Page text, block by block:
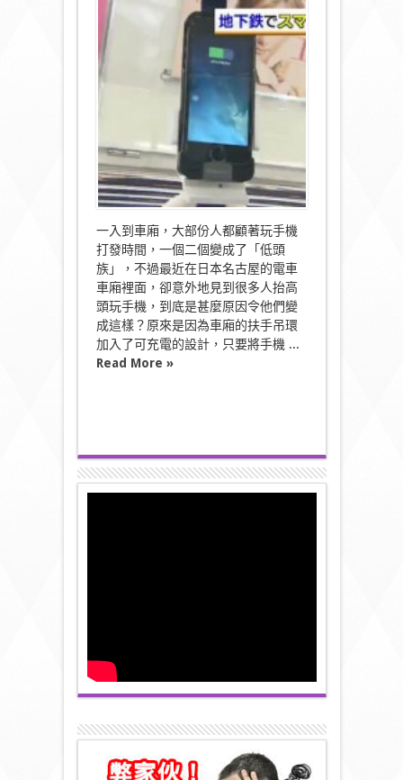
機！
日
本
手
環
變
充
電
器〉
中
一入到車廂，大部份人都顧著玩手機
打發時間，一個二個變成了「低頭
族」，不過最近在日本名古屋的電車
車廂裡面，卻意外地見到很多人抬高
頭玩手機，到底是甚麼原因令他們變
成這樣？原來是因為車廂的扶手吊環
加入了可充電的設計，只要將手機 ...
Read More »